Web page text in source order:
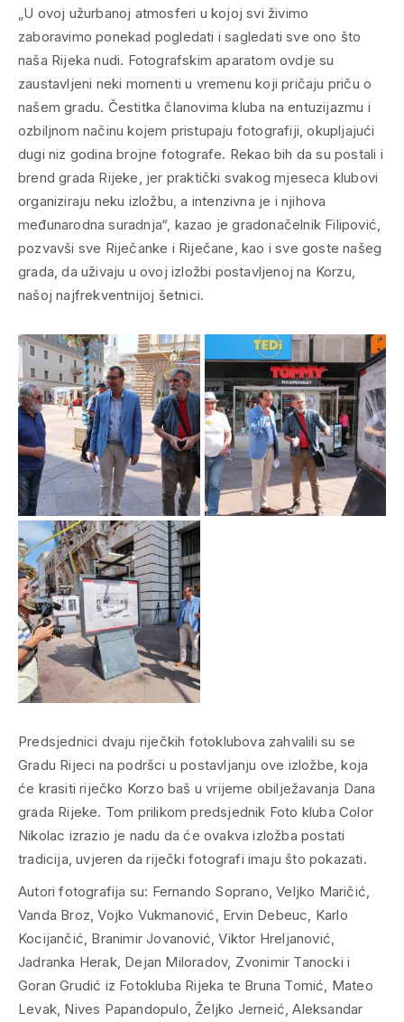
„U ovoj užurbanoj atmosferi u kojoj svi živimo
zaboravimo ponekad pogledati i sagledati sve ono što
naša Rijeka nudi. Fotografskim aparatom ovdje su
zaustavljeni neki momenti u vremenu koji pričaju priču o
našem gradu. Čestitka članovima kluba na entuzijazmu i
ozbiljnom načinu kojem pristupaju fotografiji, okupljajući
dugi niz godina brojne fotografe. Rekao bih da su postali i
brend grada Rijeke, jer praktički svakog mjeseca klubovi
organiziraju neku izložbu, a intenzivna je i njihova
međunarodna suradnja“, kazao je gradonačelnik Filipović,
pozvavši sve Riječanke i Riječane, kao i sve goste našeg
grada, da uživaju u ovoj izložbi postavljenoj na Korzu,
našoj najfrekventnijoj šetnici.
Predsjednici dvaju riječkih fotoklubova zahvalili su se
Gradu Rijeci na podršci u postavljanju ove izložbe, koja
će krasiti riječko Korzo baš u vrijeme obilježavanja Dana
grada Rijeke. Tom prilikom predsjednik Foto kluba Color
Nikolac izrazio je nadu da će ovakva izložba postati
tradicija, uvjeren da riječki fotografi imaju što pokazati.
Autori fotografija su: Fernando Soprano, Veljko Maričić,
Vanda Broz, Vojko Vukmanović, Ervin Debeuc, Karlo
Kocijančić, Branimir Jovanović, Viktor Hreljanović,
Jadranka Herak, Dejan Miloradov, Zvonimir Tanocki i
Goran Grudić iz Fotokluba Rijeka te Bruna Tomić, Mateo
Levak, Nives Papandopulo, Željko Jerneić, Aleksandar